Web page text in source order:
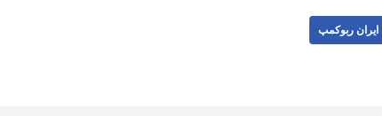
ایران ربوکمپ